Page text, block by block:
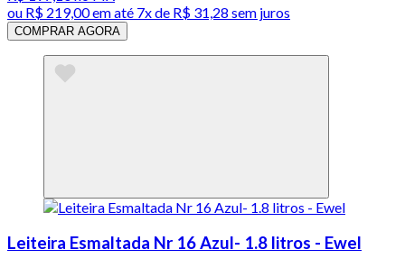
ou R$ 219,00em até 7x de R$ 31,28 sem juros
COMPRAR AGORA
Leiteira Esmaltada Nr 16 Azul- 1.8 litros - Ewel